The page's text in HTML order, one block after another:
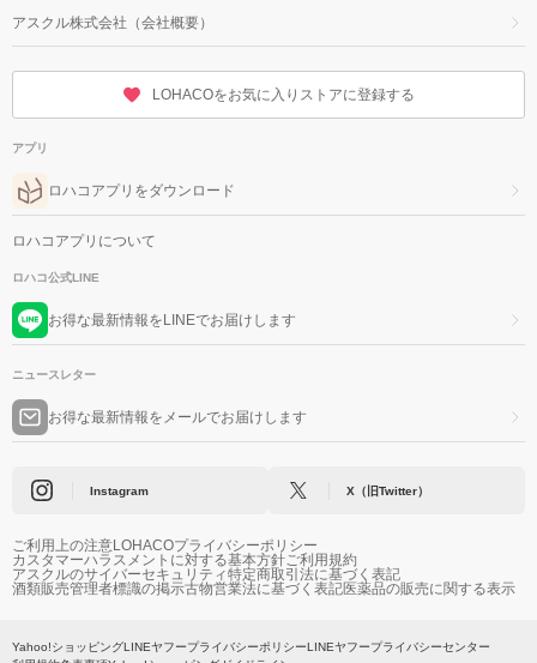
アスクル株式会社（会社概要）
LOHACOをお気に入りストアに登録する
アプリ
ロハコアプリをダウンロード
ロハコアプリについて
ロハコ公式LINE
お得な最新情報をLINEでお届けします
ニュースレター
お得な最新情報をメールでお届けします
Instagram X（旧Twitter）
ご利用上の注意LOHACOプライバシーポリシー
カスタマーハラスメントに対する基本方針ご利用規約
アスクルのサイバーセキュリティ特定商取引法に基づく表記
酒類販売管理者標識の掲示古物営業法に基づく表記医薬品の販売に関する表示
Yahoo!ショッピングLINEヤフープライバシーポリシーLINEヤフープライバシーセンター